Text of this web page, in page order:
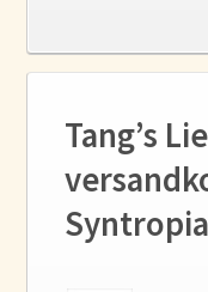
Tang’s
Syntropia